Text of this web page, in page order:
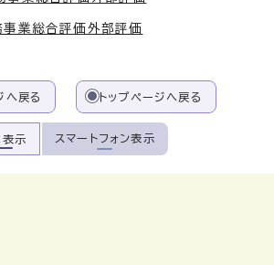
業総合評価外部評価
へ戻る トップページへ戻る
示 スマートフォン表示